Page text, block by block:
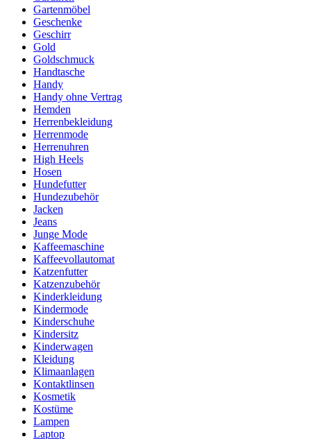
Gartenmöbel
Geschenke
Geschirr
Gold
Goldschmuck
Handtasche
Handy
Handy ohne Vertrag
Hemden
Herrenbekleidung
Herrenmode
Herrenuhren
High Heels
Hosen
Hundefutter
Hundezubehör
Jacken
Jeans
Junge Mode
Kaffeemaschine
Kaffeevollautomat
Katzenfutter
Katzenzubehör
Kinderkleidung
Kindermode
Kinderschuhe
Kindersitz
Kinderwagen
Kleidung
Klimaanlagen
Kontaktlinsen
Kosmetik
Kostüme
Lampen
Laptop